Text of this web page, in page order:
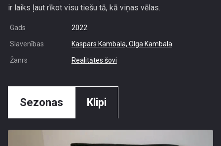
ir laiks ļaut rīkot visu tiešu tā, kā viņas vēlas.
Gads 2022
Slavenības Kaspars Kambala, Olga Kambala
Žanrs Realitātes šovi
Sezonas Klipi